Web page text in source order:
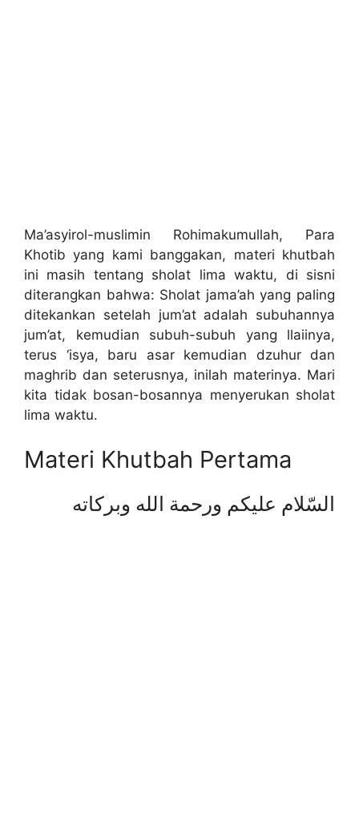
Ma’asyirol-muslimin Rohimakumullah, Para
Khotib yang kami banggakan, materi khutbah
ini masih tentang sholat lima waktu, di sisni
diterangkan bahwa: Sholat jama’ah yang paling
ditekankan setelah jum’at adalah subuhannya
jum’at, kemudian subuh-subuh yang llaiinya,
terus ‘isya, baru asar kemudian dzuhur dan
maghrib dan seterusnya, inilah materinya. Mari
kita tidak bosan-bosannya menyerukan sholat
lima waktu.
Materi Khutbah Pertama
السّلام عليكم ورحمة الله وبركاته